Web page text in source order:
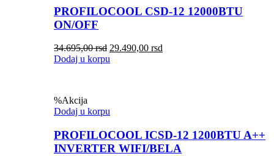
PROFILOCOOL CSD-12 12000BTU
ON/OFF
34.695,00rsd 29.490,00 rsd
Dodaj u korpu
%Akcija
Dodaj u korpu
PROFILOCOOL ICSD-12 1200BTU A++
INVERTER WIFI/BELA